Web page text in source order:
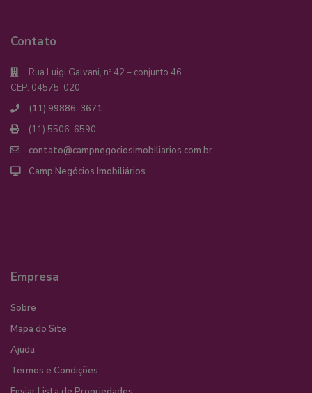
Contato
Rua Luigi Galvani, nº 42 – conjunto 46
CEP: 04575-020
(11) 99886-3671
(11) 5506-6590
contato@campnegociosimobiliarios.com.br
Camp Negócios Imobiliários
Empresa
Sobre
Mapa do Site
Ajuda
Termos e Condições